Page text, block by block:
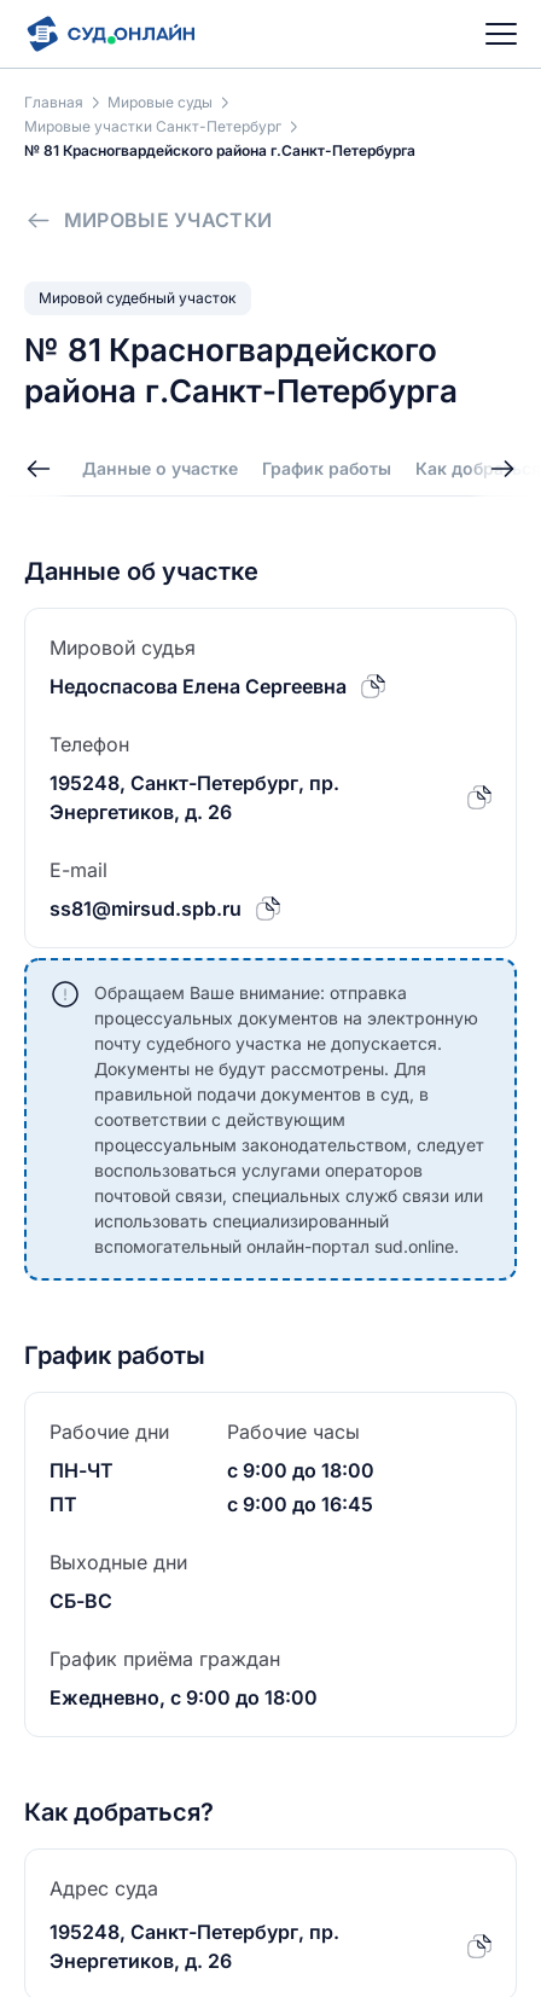
Главная
Мировые суды
Мировые участки Санкт-Петербург
№ 81 Красногвардейского района г.Санкт-Петербурга
МИРОВЫЕ УЧАСТКИ
Мировой судебный участок
№ 81 Красногвардейского
района г.Санкт-Петербурга
Данные о участке График работы Как добраться
Данные об участке
Мировой судья
Недоспасова Елена Сергеевна
Телефон
195248, Санкт-Петербург, пр.
Энергетиков, д. 26
E-mail
ss81@mirsud.spb.ru
Обращаем Ваше внимание: отправка
процессуальных документов на электронную
почту судебного участка не допускается.
Документы не будут рассмотрены. Для
правильной подачи документов в суд, в
соответствии с действующим
процессуальным законодательством, следует
воспользоваться услугами операторов
почтовой связи, специальных служб связи или
использовать специализированный
вспомогательный онлайн-портал sud.online.
График работы
Рабочие дни
ПН-ЧТ
ПТ
Рабочие часы
с 9:00 до 18:00
с 9:00 до 16:45
Выходные дни
СБ-ВС
График приёма граждан
Ежедневно, с 9:00 до 18:00
Как добраться?
Адрес суда
195248, Санкт-Петербург, пр.
Энергетиков, д. 26